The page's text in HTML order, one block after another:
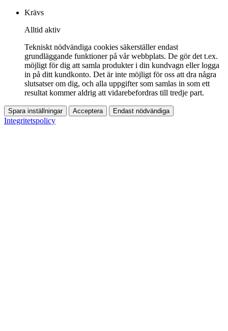
Krävs
Alltid aktiv
Tekniskt nödvändiga cookies säkerställer endast
grundläggande funktioner på vår webbplats. De gör det t.ex.
möjligt för dig att samla produkter i din kundvagn eller logga
in på ditt kundkonto. Det är inte möjligt för oss att dra några
slutsatser om dig, och alla uppgifter som samlas in som ett
resultat kommer aldrig att vidarebefordras till tredje part.
Spara inställningar Acceptera Endast nödvändiga
Integritetspolicy